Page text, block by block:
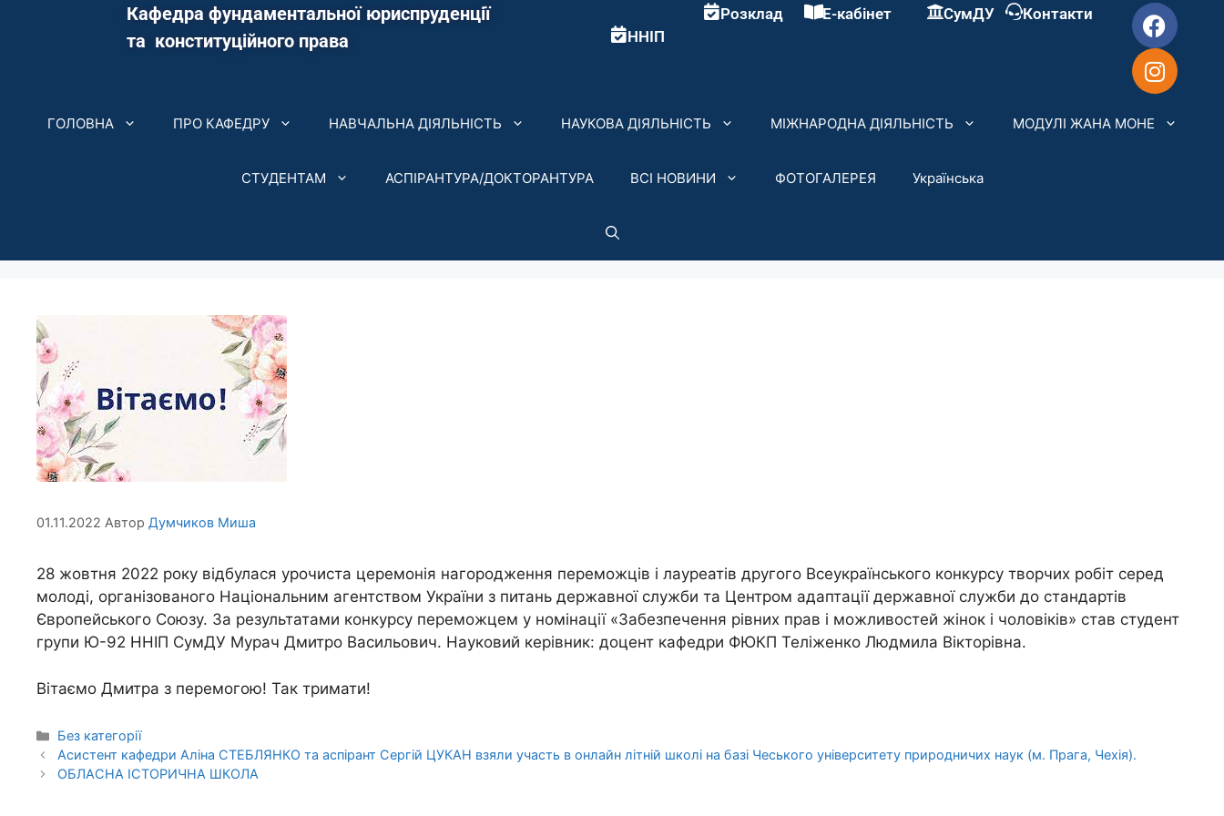
Кафедра фундаментальної юриспруденції
та конституційного права
ННІП
Розклад Е-кабінет СумДУ Контакти
ГОЛОВНА ПРО КАФЕДРУ НАВЧАЛЬНА ДІЯЛЬНІСТЬ НАУКОВА ДІЯЛЬНІСТЬ МІЖНАРОДНА ДІЯЛЬНІСТЬ МОДУЛІ ЖАНА МОНЕ
СТУДЕНТАМ АСПІРАНТУРА/ДОКТОРАНТУРА ВСІ НОВИНИ ФОТОГАЛЕРЕЯ Українська
01.11.2022 Автор Думчиков Миша
28 жовтня 2022 року відбулася урочиста церемонія нагородження переможців і лауреатів другого Всеукраїнського конкурсу творчих робіт серед
молоді, організованого Національним агентством України з питань державної служби та Центром адаптації державної служби до стандартів
Європейського Союзу. За результатами конкурсу переможцем у номінації «Забезпечення рівних прав і можливостей жінок і чоловіків» став студент
групи Ю-92 ННІП СумДУ Мурач Дмитро Васильович. Науковий керівник: доцент кафедри ФЮКП Теліженко Людмила Вікторівна.
Вітаємо Дмитра з перемогою! Так тримати!
Без категорії
Асистент кафедри Аліна СТЕБЛЯНКО та аспірант Сергій ЦУКАН взяли участь в онлайн літній школі на базі Чеського університету природничих наук (м. Прага, Чехія).
ОБЛАСНА ІСТОРИЧНА ШКОЛА